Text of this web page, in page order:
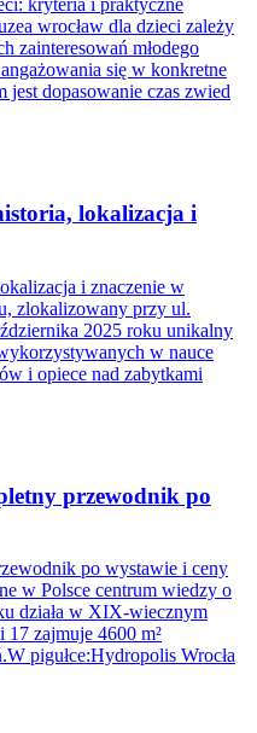
kryteria i praktyczne
wrocław dla dzieci zależy
zainteresowań młodego
się w konkretne
dopasowanie czas zwied
lokalizacja i
i znaczenie w
zlokalizowany przy ul.
2025 roku unikalny
w nauce
i opiece nad zabytkami
przewodnik po
po wystawie i ceny
w Polsce centrum wiedzy o
działa w XIX-wiecznym
zajmuje 4600 m²
pigułce:Hydropolis Wrocła